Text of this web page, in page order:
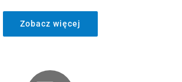
Zobacz więcej